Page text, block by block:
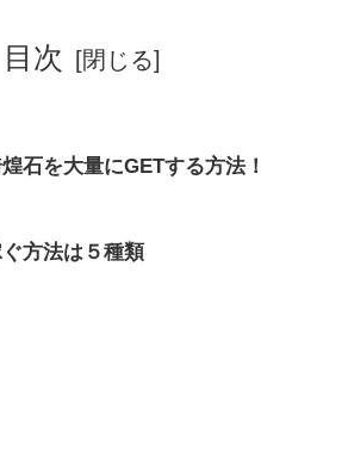
目次
石を大量にGETする方法！
方法は５種類